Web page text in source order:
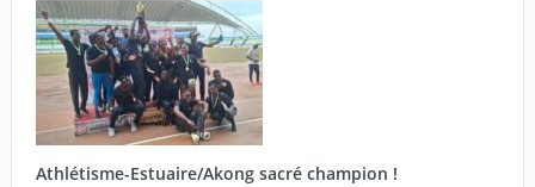
Athlétisme-Estuaire/Akong sacré champion !